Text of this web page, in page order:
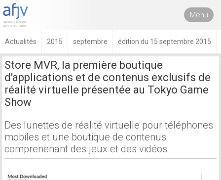
Menu
Actualités 2015 septembre édition du 15 septembre 2015
Store MVR, la première boutique
d'applications et de contenus exclusifs de
réalité virtuelle présentée au Tokyo Game
Show
Des lunettes de réalité virtuelle pour téléphones
mobiles et une boutique de contenus
comprenenant des jeux et des vidéos